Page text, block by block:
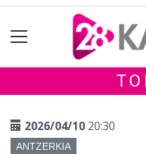
2026/04/10 20:30
ANTZERKIA